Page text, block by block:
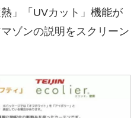
」「UVカット」機能が
ゾンの説明をスクリーン